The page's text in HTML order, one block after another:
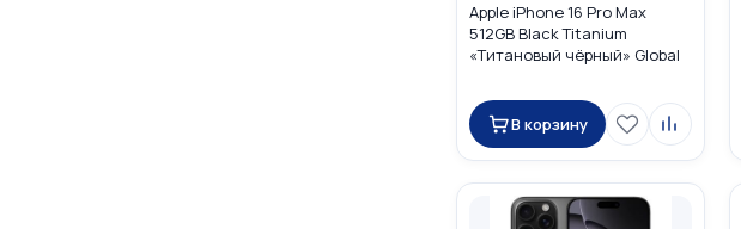
Apple iPhone 16 Pro Max
512GB Black Titanium
«Титановый чёрный» Global
В корзину